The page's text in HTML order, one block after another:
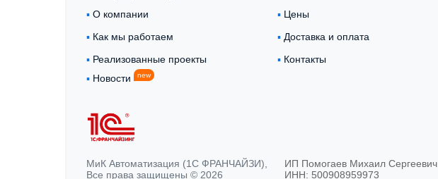
▪︎ О компании
▪︎ Как мы работаем
▪︎ Новости new
▪︎ Цены
▪︎ Доставка и оплата
▪︎ Реализованные проекты
ИП Помогаев Михаил Сергеевич
ИНН: 500908959973
МиК Автоматизация (1С ФРАНЧАЙЗИ),
Все права защищены © 2026
▪︎ Контакты